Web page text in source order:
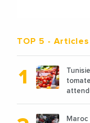
TOP 5 -
Maroc